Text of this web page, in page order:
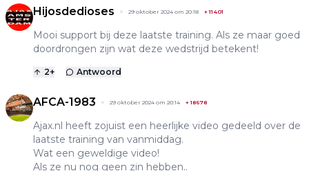
Hijosdedioses 29 oktober 2024 om 20:18 +11401
Mooi support bij deze laatste training. Als ze maar goed
doordrongen zijn wat deze wedstrijd betekent!
2+ Antwoord
AFCA-1983 29 oktober 2024 om 20:14 +18678
Ajax.nl heeft zojuist een heerlijke video gedeeld over de
laatste training van vanmiddag.
Wat een geweldige video!
Als ze nu nog geen zin hebben..